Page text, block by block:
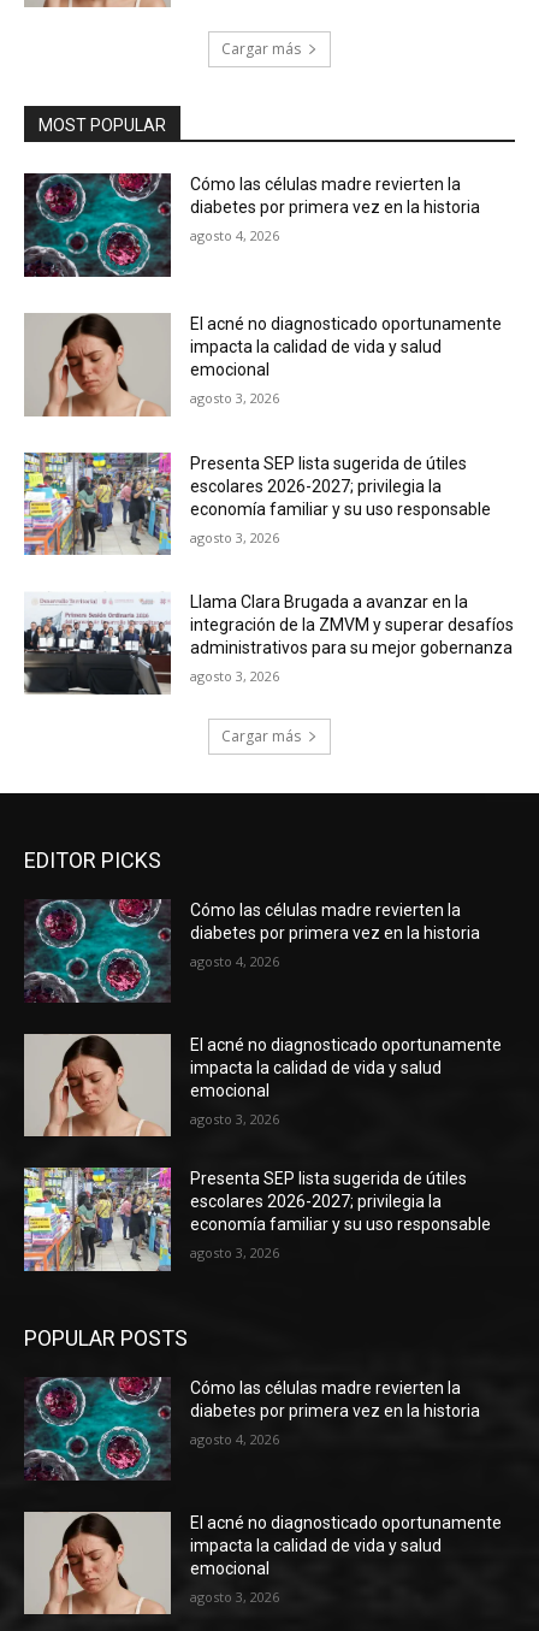
Cargar más
MOST POPULAR
Cómo las células madre revierten la
diabetes por primera vez en la historia
agosto 4, 2026
El acné no diagnosticado oportunamente
impacta la calidad de vida y salud
emocional
agosto 3, 2026
Presenta SEP lista sugerida de útiles
escolares 2026-2027; privilegia la
economía familiar y su uso responsable
agosto 3, 2026
Llama Clara Brugada a avanzar en la
integración de la ZMVM y superar desafíos
administrativos para su mejor gobernanza
agosto 3, 2026
Cargar más
EDITOR PICKS
Cómo las células madre revierten la
diabetes por primera vez en la historia
agosto 4, 2026
El acné no diagnosticado oportunamente
impacta la calidad de vida y salud
emocional
agosto 3, 2026
Presenta SEP lista sugerida de útiles
escolares 2026-2027; privilegia la
economía familiar y su uso responsable
agosto 3, 2026
POPULAR POSTS
Cómo las células madre revierten la
diabetes por primera vez en la historia
agosto 4, 2026
El acné no diagnosticado oportunamente
impacta la calidad de vida y salud
emocional
agosto 3, 2026